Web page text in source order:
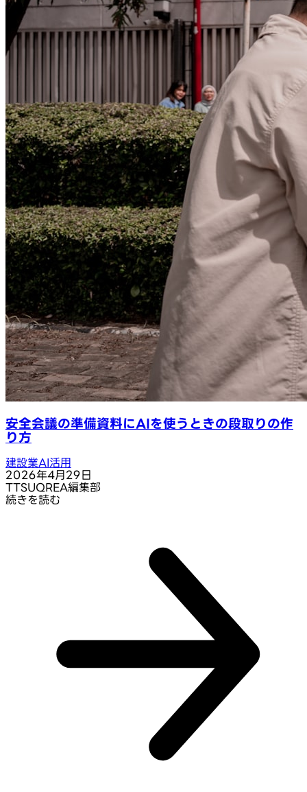
安全会議の準備資料にAIを使うときの段取りの作
り方
建設業AI活用
2026年4月29日
TTSUQREA編集部
続きを読む